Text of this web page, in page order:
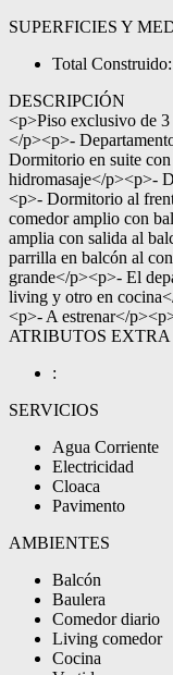
SUPERFICIES Y
Total Construido:
DESCRIPCIÓN
<p>Piso exclusivo de
</p><p>-
Dormitorio en suite
hidromasaje</p><p>-
<p>- Dormitorio al
comedor amplio con
amplia con salida al
parrilla en balcón al
grande</p><p>- El
living y otro en
<p>- A estrenar</
ATRIBUTOS EXTRA
:
SERVICIOS
Agua Corriente
Electricidad
Cloaca
Pavimento
AMBIENTES
Balcón
Baulera
Comedor diario
Living comedor
Cocina